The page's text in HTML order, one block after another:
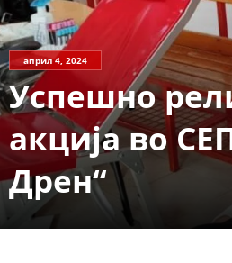
април 4, 2024
Успешно
акција во
Дрен“